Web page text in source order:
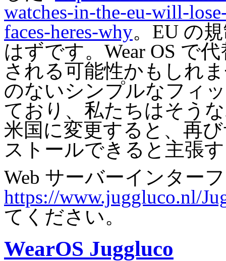
watches-in-the-eu-will-
faces-heres-why。EU の
はずです。Wear OS で
される可能性かもしれ
のないシンプルなフィ
ており、私たちはそう
米国に変更すると、再
ストールできると主張
Web サーバーインター
https://www.juggluco.nl/
てください。
WearOS Juggluco